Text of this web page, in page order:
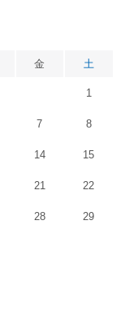
金 土
1
7 8
14 15
21 22
28 29